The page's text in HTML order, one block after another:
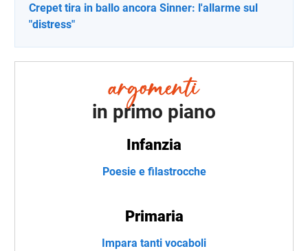
Crepet tira in ballo ancora Sinner: l'allarme sul
"distress"
in primo piano
Infanzia
Poesie e filastrocche
Primaria
Impara tanti vocaboli